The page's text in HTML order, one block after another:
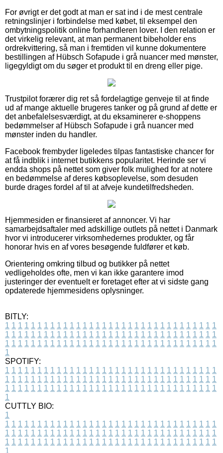
For øvrigt er det godt at man er sat ind i de mest centrale
retningslinjer i forbindelse med købet, til eksempel den
ombytningspolitik online forhandleren lover. I den relation er
det virkelig relevant, at man permanent bibeholder ens
ordrekvittering, så man i fremtiden vil kunne dokumentere
bestillingen af Hübsch Sofapude i grå nuancer med mønster,
ligegyldigt om du søger et produkt til en dreng eller pige.
Trustpilot forærer dig ret så fordelagtige genveje til at finde
ud af mange aktuelle brugeres tanker og på grund af dette er
det anbefalelsesværdigt, at du eksaminerer e-shoppens
bedømmelser af Hübsch Sofapude i grå nuancer med
mønster inden du handler.
Facebook frembyder ligeledes tilpas fantastiske chancer for
at få indblik i internet butikkens popularitet. Herinde ser vi
endda shops på nettet som giver folk mulighed for at notere
en bedømmelse af deres købsoplevelse, som desuden
burde drages fordel af til at afveje kundetilfredsheden.
Hjemmesiden er finansieret af annoncer. Vi har
samarbejdsaftaler med adskillige outlets på nettet i Danmark
hvor vi introducerer virksomhedernes produkter, og får
honorar hvis en af vores besøgende fuldfører et køb.
Orientering omkring tilbud og butikker på nettet
vedligeholdes ofte, men vi kan ikke garantere imod
justeringer der eventuelt er foretaget efter at vi sidste gang
opdaterede hjemmesidens oplysninger.
BITLY:
1 1 1 1 1 1 1 1 1 1 1 1 1 1 1 1 1 1 1 1 1 1 1 1 1 1 1 1 1 1 1 1 1
1 1 1 1 1 1 1 1 1 1 1 1 1 1 1 1 1 1 1 1 1 1 1 1 1 1 1 1 1 1 1 1 1
1 1 1 1 1 1 1 1 1 1 1 1 1 1 1 1 1 1 1 1 1 1 1 1 1 1 1 1 1 1 1 1 1
1
SPOTIFY:
1 1 1 1 1 1 1 1 1 1 1 1 1 1 1 1 1 1 1 1 1 1 1 1 1 1 1 1 1 1 1 1 1
1 1 1 1 1 1 1 1 1 1 1 1 1 1 1 1 1 1 1 1 1 1 1 1 1 1 1 1 1 1 1 1 1
1 1 1 1 1 1 1 1 1 1 1 1 1 1 1 1 1 1 1 1 1 1 1 1 1 1 1 1 1 1 1 1 1
1
CUTTLY BIO:
1
1 1 1 1 1 1 1 1 1 1 1 1 1 1 1 1 1 1 1 1 1 1 1 1 1 1 1 1 1 1 1 1 1
1 1 1 1 1 1 1 1 1 1 1 1 1 1 1 1 1 1 1 1 1 1 1 1 1 1 1 1 1 1 1 1 1
1 1 1 1 1 1 1 1 1 1 1 1 1 1 1 1 1 1 1 1 1 1 1 1 1 1 1 1 1 1 1 1 1
1